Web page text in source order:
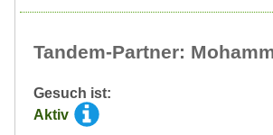
Tandem-Partner:
Gesuch ist:
Aktiv